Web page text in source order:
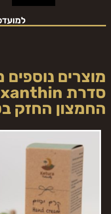
מוצרים נוספים
החמצון החזק